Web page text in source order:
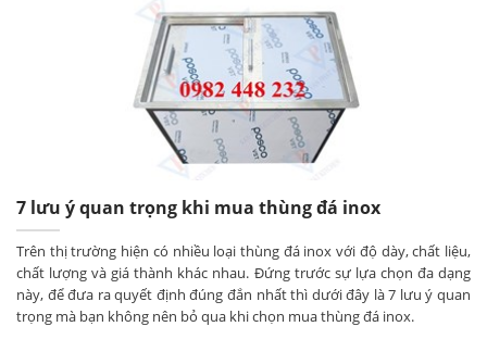
7 lưu ý quan trọng khi mua thùng đá inox
Trên thị trường hiện có nhiều loại thùng đá inox với độ dày, chất liệu,
chất lượng và giá thành khác nhau. Đứng trước sự lựa chọn đa dạng
này, để đưa ra quyết định đúng đắn nhất thì dưới đây là 7 lưu ý quan
trọng mà bạn không nên bỏ qua khi chọn mua thùng đá inox.